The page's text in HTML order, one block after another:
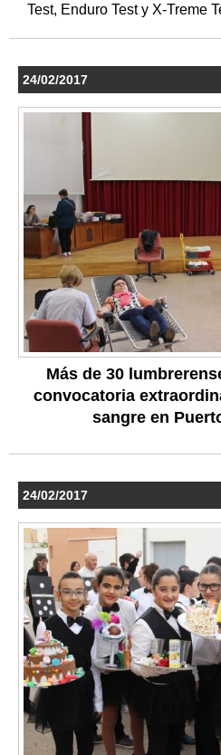
Test, Enduro Test y X-Treme
24/02/2017
Más de 30
convocatoria
sangre en
24/02/2017